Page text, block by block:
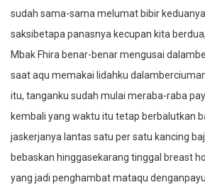
sudah sama-sama melumat bibir
saksibetapa panasnya kecupan kita
Mbak Fhira benar-benar mengusai
saat aqu memakai lidahku
itu, tanganku sudah mulai meraba-raba
kembali yang waktu itu tetap berbalutkan
jaskerjanya lantas satu per satu kancing
bebaskan hinggasekarang tinggal breast
yang jadi penghambat mataqu